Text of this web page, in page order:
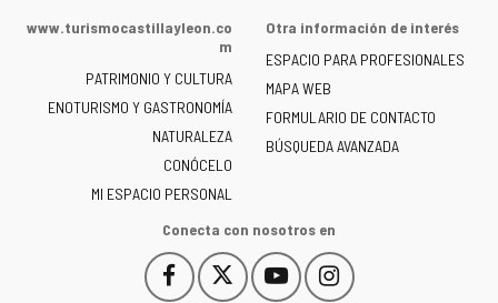
la
de
Castilla
y
León
-
www.turismocastillayleon.co
m
PATRIMONIO Y CULTURA
ENOTURISMO Y GASTRONOMÍA
NATURALEZA
CONÓCELO
MI ESPACIO PERSONAL
Otra información de interés
ESPACIO PARA PROFESIONALES
MAPA WEB
FORMULARIO DE CONTACTO
BÚSQUEDA AVANZADA
Conecta con nosotros en
Facebook
Este
Este
YouTube
Este
Instagram
Este